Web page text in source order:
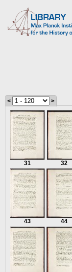
< >
31 32
43 44